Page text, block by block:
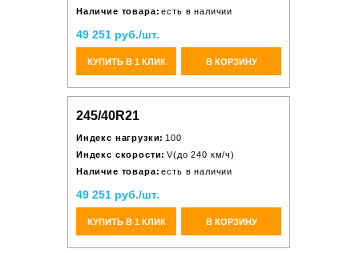
Наличие товара: есть в наличии
49 251 руб./шт.
КУПИТЬ В 1 КЛИК В КОРЗИНУ
245/40R21
Индекс нагрузки: 100
Индекс скорости: V(до 240 км/ч)
Наличие товара: есть в наличии
49 251 руб./шт.
КУПИТЬ В 1 КЛИК В КОРЗИНУ